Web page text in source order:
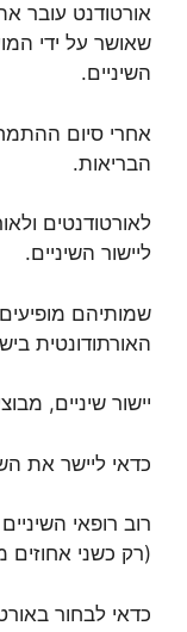
אורטודנט עובר
שאושר על ידי
השיניים.
אחרי סיום
הבריאות.
לאורטודנטים
ליישור השיניים.
שמותיהם
האורתודונטית
יישור שיניים,
כדאי ליישר את
רוב רופאי
(רק כשני אחוזים
כדאי לבחור